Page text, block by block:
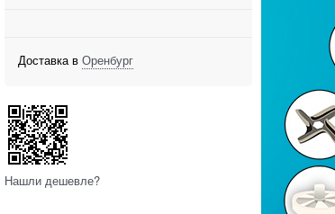
Доставка в Оренбург
Нашли дешевле?